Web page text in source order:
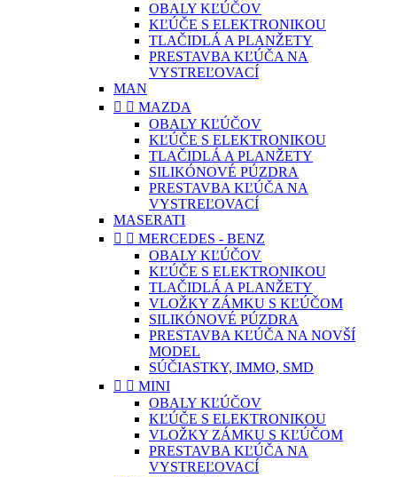
OBALY KĽÚČOV
KĽÚČE S ELEKTRONIKOU
TLAČIDLÁ A PLANŽETY
PRESTAVBA KĽÚČA NA
VYSTREĽOVACÍ
MAN
  MAZDA
OBALY KĽÚČOV
KĽÚČE S ELEKTRONIKOU
TLAČIDLÁ A PLANŽETY
SILIKÓNOVÉ PÚZDRA
PRESTAVBA KĽÚČA NA
VYSTREĽOVACÍ
MASERATI
  MERCEDES - BENZ
OBALY KĽÚČOV
KĽÚČE S ELEKTRONIKOU
TLAČIDLÁ A PLANŽETY
VLOŽKY ZÁMKU S KĽÚČOM
SILIKÓNOVÉ PÚZDRA
PRESTAVBA KĽÚČA NA NOVŠÍ
MODEL
SÚČIASTKY, IMMO, SMD
  MINI
OBALY KĽÚČOV
KĽÚČE S ELEKTRONIKOU
VLOŽKY ZÁMKU S KĽÚČOM
PRESTAVBA KĽÚČA NA
VYSTREĽOVACÍ